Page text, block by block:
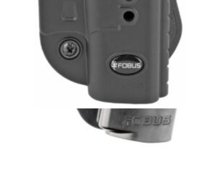
FOBUS GLCH LH Puzdro s pádlom pre
zbraň Glock 17 a 19